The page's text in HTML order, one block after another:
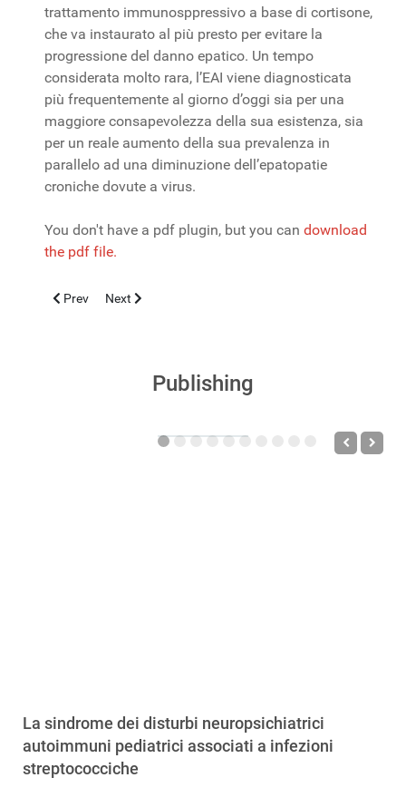
trattamento immunosppressivo a base di cortisone,
che va instaurato al più presto per evitare la
progressione del danno epatico. Un tempo
considerata molto rara, l’EAI viene diagnosticata
più frequentemente al giorno d’oggi sia per una
maggiore consapevolezza della sua esistenza, sia
per un reale aumento della sua prevalenza in
parallelo ad una diminuzione dell’epatopatie
croniche dovute a virus.
You don't have a pdf plugin, but you can download
the pdf file.
Previous article: All’origine della salute: le interazioni tra
Prev Next article: Ecografia dell’encefalo
Next
Publishing
La sindrome dei disturbi neuropsichiatrici
autoimmuni pediatrici associati a infezioni
streptococciche